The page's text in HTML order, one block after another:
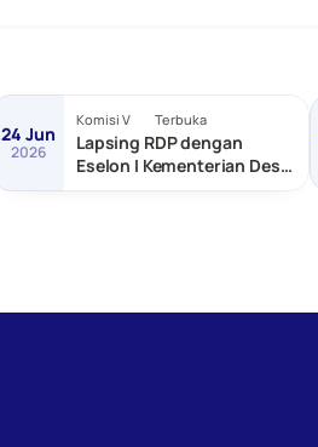
24 Jun
2026
Komisi V Terbuka
Lapsing RDP dengan
Eselon I Kementerian Desa